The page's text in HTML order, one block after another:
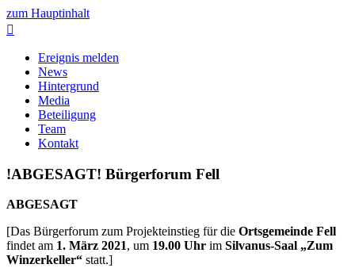
zum Hauptinhalt

Ereignis melden
News
Hintergrund
Media
Beteiligung
Team
Kontakt
!ABGESAGT! Bürgerforum Fell
ABGESAGT
[Das Bürgerforum zum Projekteinstieg für die Ortsgemeinde Fell
findet am 1. März 2021, um 19.00 Uhr im Silvanus-Saal „Zum
Winzerkeller“ statt.]